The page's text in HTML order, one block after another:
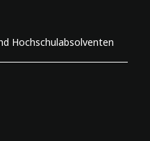
Hochschulabsolventen